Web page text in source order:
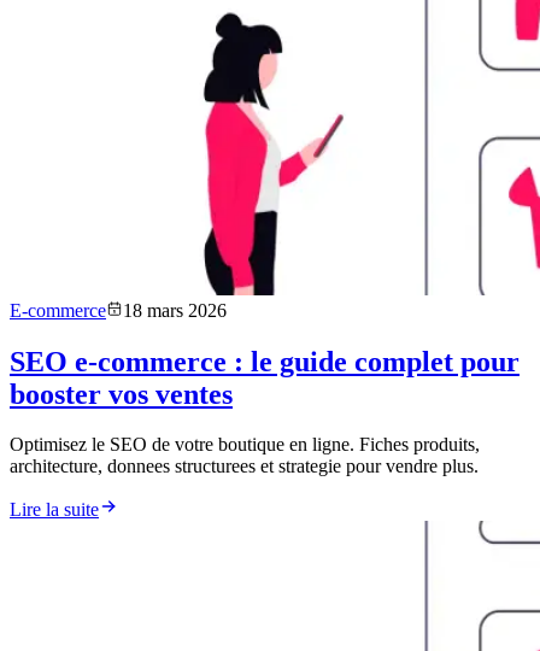
E-commerce 18 mars 2026
SEO e-commerce : le guide complet pour
booster vos ventes
Optimisez le SEO de votre boutique en ligne. Fiches produits,
architecture, donnees structurees et strategie pour vendre plus.
Lire la suite